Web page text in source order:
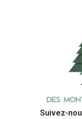
Suivez-